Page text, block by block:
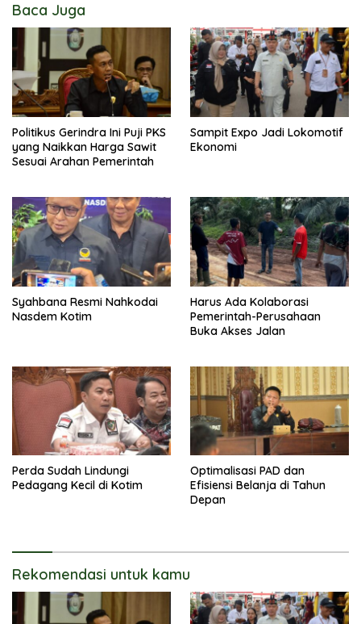
Baca Juga
Politikus Gerindra Ini Puji PKS
yang Naikkan Harga Sawit
Sesuai Arahan Pemerintah
Sampit Expo Jadi Lokomotif
Ekonomi
Syahbana Resmi Nahkodai
Nasdem Kotim
Harus Ada Kolaborasi
Pemerintah-Perusahaan
Buka Akses Jalan
Perda Sudah Lindungi
Pedagang Kecil di Kotim
Optimalisasi PAD dan
Efisiensi Belanja di Tahun
Depan
Rekomendasi untuk kamu